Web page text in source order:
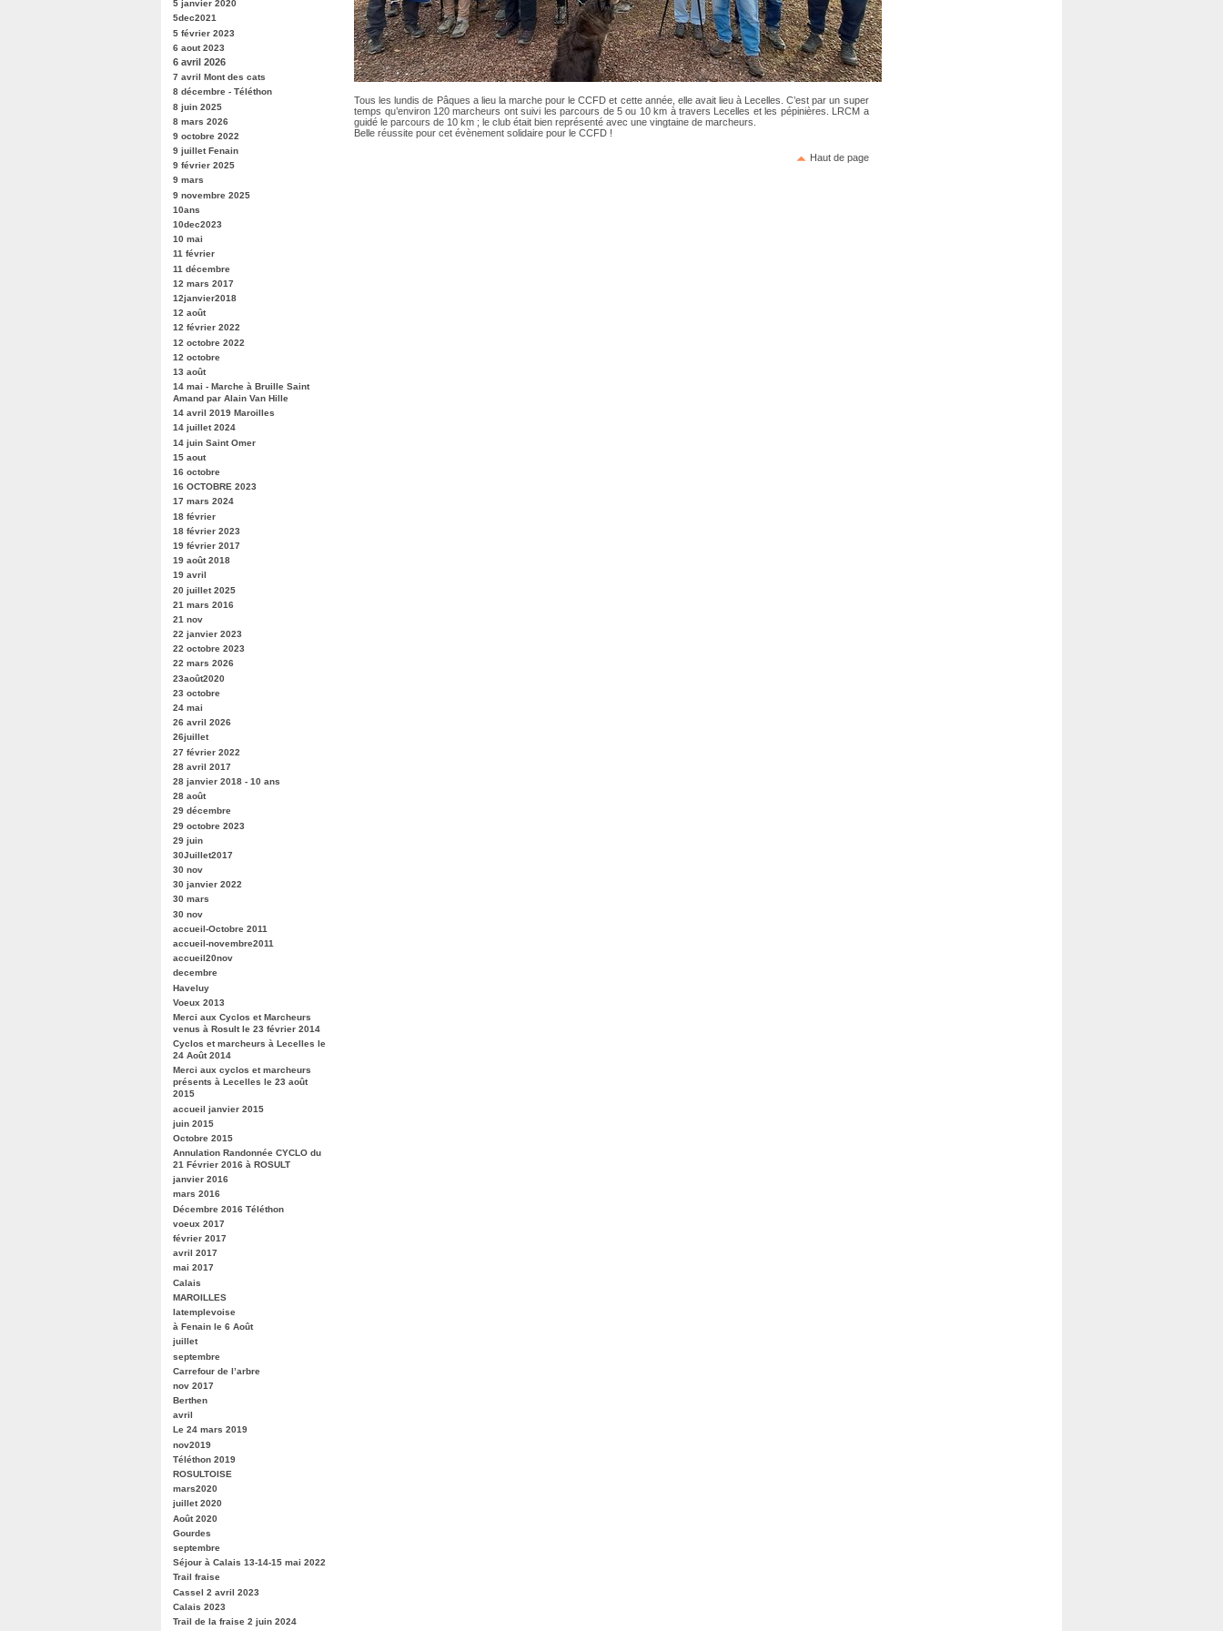
5 janvier 2020
5dec2021
5 février 2023
6 aout 2023
6 avril 2026
7 avril Mont des cats
8 décembre - Téléthon
8 juin 2025
8 mars 2026
9 octobre 2022
9 juillet Fenain
9 février 2025
9 mars
9 novembre 2025
10ans
10dec2023
10 mai
11 février
11 décembre
12 mars 2017
12janvier2018
12 août
12 février 2022
12 octobre 2022
12 octobre
13 août
14 mai - Marche à Bruille Saint
Amand par Alain Van Hille
14 avril 2019 Maroilles
14 juillet 2024
14 juin Saint Omer
15 aout
16 octobre
16 OCTOBRE 2023
17 mars 2024
18 février
18 février 2023
19 février 2017
19 août 2018
19 avril
20 juillet 2025
21 mars 2016
21 nov
22 janvier 2023
22 octobre 2023
22 mars 2026
23août2020
23 octobre
24 mai
26 avril 2026
26juillet
27 février 2022
28 avril 2017
28 janvier 2018 - 10 ans
28 août
29 décembre
29 octobre 2023
29 juin
30Juillet2017
30 nov
30 janvier 2022
30 mars
30 nov
accueil-Octobre 2011
accueil-novembre2011
accueil20nov
decembre
Haveluy
Voeux 2013
Merci aux Cyclos et Marcheurs
venus à Rosult le 23 février 2014
Cyclos et marcheurs à Lecelles le
24 Août 2014
Merci aux cyclos et marcheurs
présents à Lecelles le 23 août
2015
accueil janvier 2015
juin 2015
Octobre 2015
Annulation Randonnée CYCLO du
21 Février 2016 à ROSULT
janvier 2016
mars 2016
Décembre 2016 Téléthon
voeux 2017
février 2017
avril 2017
mai 2017
Calais
MAROILLES
latemplevoise
à Fenain le 6 Août
juillet
septembre
Carrefour de l’arbre
nov 2017
Berthen
avril
Le 24 mars 2019
nov2019
Téléthon 2019
ROSULTOISE
mars2020
juillet 2020
Août 2020
Gourdes
septembre
Séjour à Calais 13-14-15 mai 2022
Trail fraise
Cassel 2 avril 2023
Calais 2023
Trail de la fraise 2 juin 2024
Tous les lundis de Pâques a lieu la marche pour le CCFD et cette année, elle avait lieu à Lecelles. C’est par un super
temps qu’environ 120 marcheurs ont suivi les parcours de 5 ou 10 km à travers Lecelles et les pépinières. LRCM a
guidé le parcours de 10 km ; le club était bien représenté avec une vingtaine de marcheurs.
Belle réussite pour cet évènement solidaire pour le CCFD !
Haut de page